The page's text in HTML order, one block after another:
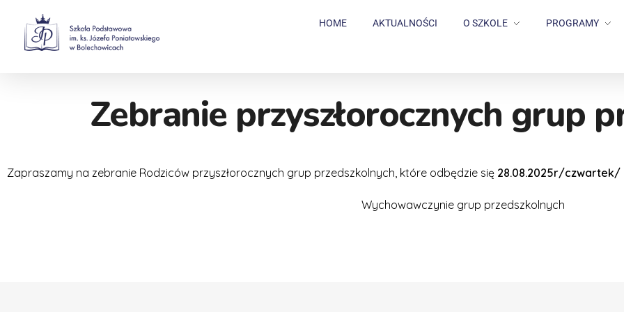
HOME AKTUALNOŚCI O SZKOLE PROGRAMY
Zebranie przyszłorocznych grup
Zapraszamy na zebranie Rodziców przyszłorocznych grup przedszkolnych, które odbędzie się 28.08.2025r/czwartek/
Wychowawczynie grup przedszkolnych